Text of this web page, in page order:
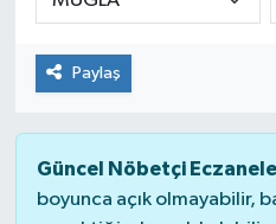
Paylaş
Güncel Nöbetçi
boyunca açık olmayabilir,